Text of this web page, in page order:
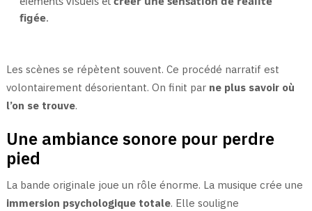
figée.
Les scènes se répètent souvent. Ce procédé narratif est
volontairement désorientant. On finit par ne plus savoir où
l’on se trouve.
Une ambiance sonore pour perdre
pied
La bande originale joue un rôle énorme. La musique crée une
immersion psychologique totale. Elle souligne